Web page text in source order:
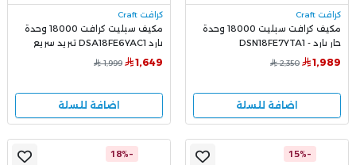
كرافت Craft
مكيف كرافت سبليت 18000 وحدة
حار بارد - DSN18FE7YTA1
1,989
2,350
اضافة للسلة
كرافت Craft
مكيف سبليت كرافت 18000 وحدة
بارد DSA18FE6YAC1 تبريد سريع
وهادئ
1,649
1,999
اضافة للسلة
-15%
-18%